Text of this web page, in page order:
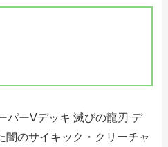
パーVデッキ 滅びの龍刃 デ
闇のサイキック・クリーチャ